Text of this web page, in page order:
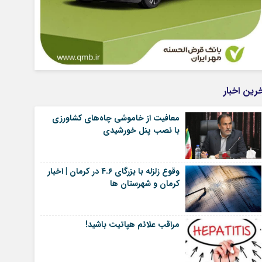
اخبار
معافیت از خاموشی چاه‌های کشاورزی
با نصب پنل خورشیدی
وقوع زلزله با بزرگای ۴.۶ در کرمان | اخبار
کرمان و شهرستان ها
مراقب علائم هپاتیت باشید!